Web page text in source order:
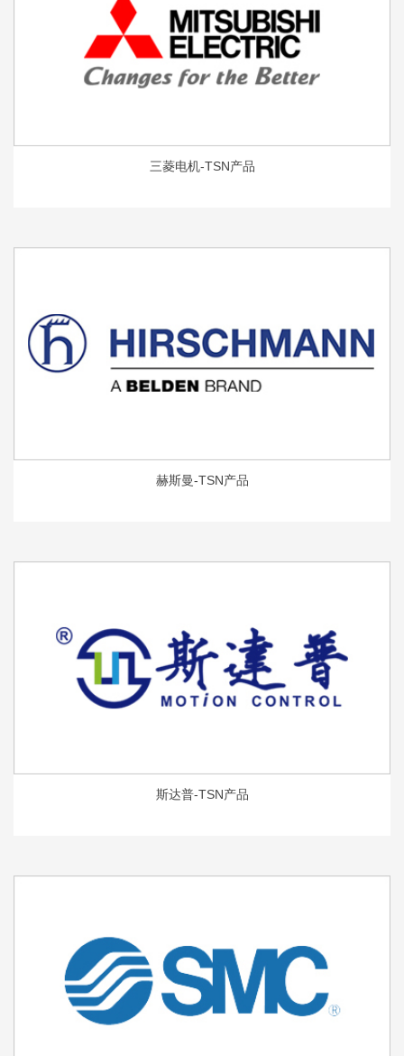
三菱电机-TSN产品
赫斯曼-TSN产品
斯达普-TSN产品